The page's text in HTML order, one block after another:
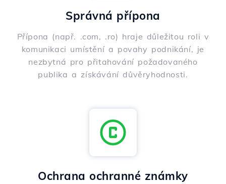
Správná přípona
Přípona (např. .com, .ro) hraje důležitou roli v
komunikaci umístění a povahy podnikání, je
nezbytná pro přitahování požadovaného
publika a získávání důvěryhodnosti.
Ochrana ochranné známky